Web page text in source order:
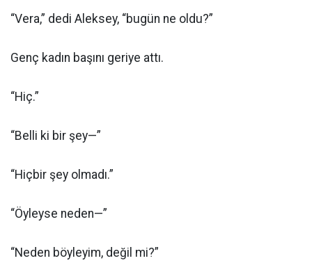
“Vera,” dedi Aleksey, “bugün ne oldu?”
Genç kadın başını geriye attı.
“Hiç.”
“Belli ki bir şey—”
“Hiçbir şey olmadı.”
“Öyleyse neden—”
“Neden böyleyim, değil mi?”